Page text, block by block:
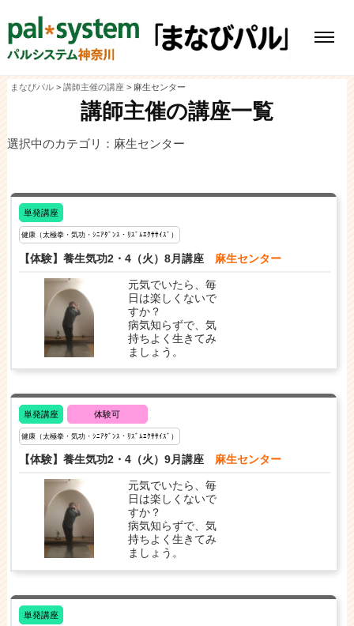
ン
ン
ツ
へ
メ
まなびパル >講師主催の講座 > 麻生センター
講師主催の講座一覧
選択中のカテゴリ：麻生センター
単発講座
健康（太極拳・気功・ｼﾆｱﾀﾞﾝｽ・ﾘｽﾞﾑｴｸｻｻｲｽﾞ）
【体験】養生気功2・4（火）8月講座 麻生センター
元気でいたら、毎
日は楽しくないで
すか？
病気知らずで、気
持ちよく生きてみ
ましょう。
単発講座 体験可
健康（太極拳・気功・ｼﾆｱﾀﾞﾝｽ・ﾘｽﾞﾑｴｸｻｻｲｽﾞ）
【体験】養生気功2・4（火）9月講座 麻生センター
元気でいたら、毎
日は楽しくないで
すか？
病気知らずで、気
持ちよく生きてみ
ましょう。
単発講座